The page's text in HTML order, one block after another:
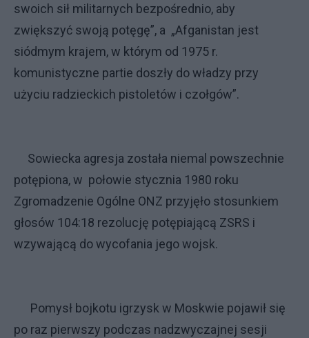
swoich sił militarnych bezpośrednio, aby
zwiększyć swoją potęgę”, a „Afganistan jest
siódmym krajem, w którym od 1975 r.
komunistyczne partie doszły do władzy przy
użyciu radzieckich pistoletów i czołgów”.
Sowiecka agresja została niemal powszechnie
potępiona, w połowie stycznia 1980 roku
Zgromadzenie Ogólne ONZ przyjęło stosunkiem
głosów 104:18 rezolucję potępiającą ZSRS i
wzywającą do wycofania jego wojsk.
Pomysł bojkotu igrzysk w Moskwie pojawił się
po raz pierwszy podczas nadzwyczajnej sesji